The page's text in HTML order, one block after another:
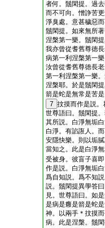
者何。鬚閑提。過
而不可向。憎諍苦
淨臭處。意甚穢惡
鬚閑提。如來無所
涅槃第一樂。鬚閑
我亦曾從耆舊尊徳
病第一利涅槃第一
汝曾從耆舊尊徳長
第一利涅槃第一樂
涅槃耶。於是鬚閑
箭是蛇是無常是苦
7 抆摸而作是説
世尊語曰。鬚閑提
其所説。白淨無垢
白淨。有諂誑人。
安隱快樂。則以垢
當知之。此是白淨
受被身。彼盲子喜
作是説。白淨無垢
爲自知説。爲不知
説。鬚閑提異學答
見。世尊語曰。如
是病是癰是箭是蛇
神。以兩手＊抆摸
病。此是涅槃。鬚